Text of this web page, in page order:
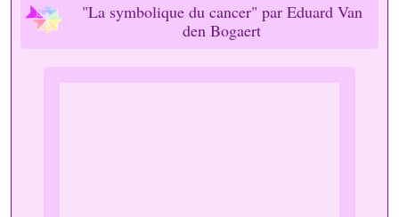
"La symbolique du cancer" par Eduard Van
den Bogaert